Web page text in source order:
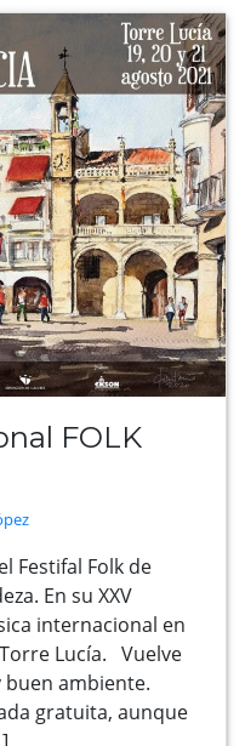
FOLK
Festifal Folk de
En su XXV
internacional en
Lucía. Vuelve
buen ambiente.
gratuita, aunque